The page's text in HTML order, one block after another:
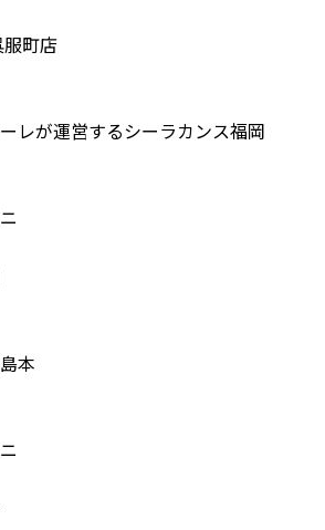
町店
レが運営するシーラカンス福岡
本